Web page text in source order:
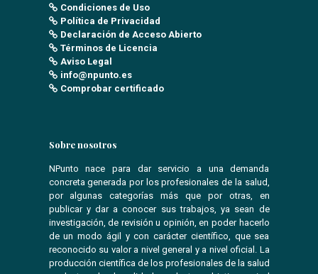
Condiciones de Uso
Política de Privacidad
Declaración de Acceso Abierto
Términos de Licencia
Aviso Legal
info@npunto.es
Comprobar certificado
Sobre nosotros
NPunto nace para dar servicio a una demanda
concreta generada por los profesionales de la salud,
por algunas categorías más que por otras, en
publicar y dar a conocer sus trabajos, ya sean de
investigación, de revisión u opinión, en poder hacerlo
de un modo ágil y con carácter científico, que sea
reconocido su valor a nivel general y a nivel oficial. La
producción científica de los profesionales de la salud